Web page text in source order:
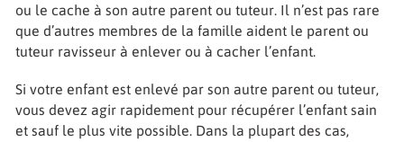
ou le cache à son autre parent ou tuteur. Il n’est pas rare
que d’autres membres de la famille aident le parent ou
tuteur ravisseur à enlever ou à cacher l’enfant.
Si votre enfant est enlevé par son autre parent ou tuteur,
vous devez agir rapidement pour récupérer l’enfant sain
et sauf le plus vite possible. Dans la plupart des cas,